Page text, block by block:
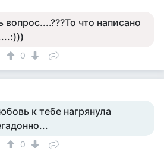
вопрос....???То что написано
0
к тебе нагрянула
0